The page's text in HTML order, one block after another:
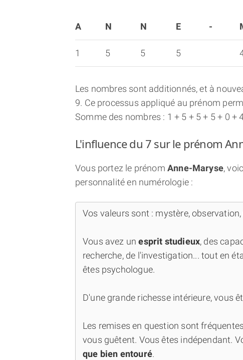
A N N E -
1 5 5 5
Les nombres sont additionnés, et à
9. Ce processus appliqué au prénom
Somme des nombres : 1 + 5 + 5 + 5 + 0 +
L'influence du 7 sur le prénom
Vous portez le prénomAnne-Maryse,
personnalité en numérologie :
Vos valeurs sont : mystère,
Vous avez unesprit studieux, des
recherche, de l'investigation... tout en
êtes psychologue.
D'une grande richesse intérieure, vous
Les remises en question sont
vous guêtent. Vous êtes indépendant.
que bien entouré.